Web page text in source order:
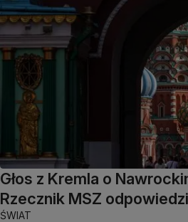
Głos z Kremla o
Rzecznik MSZ
ŚWIAT